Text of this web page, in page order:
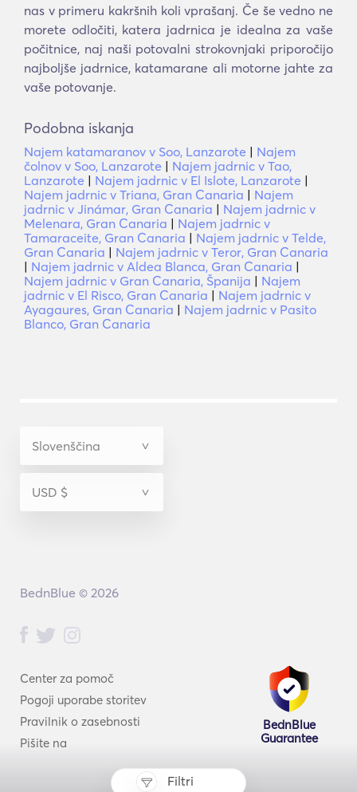
Filtri
nas v primeru kakršnih koli vprašanj. Če še vedno ne
morete odločiti, katera jadrnica je idealna za vaše
počitnice, naj naši potovalni strokovnjaki priporočijo
najboljše jadrnice, katamarane ali motorne jahte za
vaše potovanje.
Podobna iskanja
Najem katamaranov v Soo, Lanzarote | Najem
čolnov v Soo, Lanzarote | Najem jadrnic v Tao,
Lanzarote | Najem jadrnic v El Islote, Lanzarote |
Najem jadrnic v Triana, Gran Canaria | Najem
jadrnic v Jinámar, Gran Canaria | Najem jadrnic v
Melenara, Gran Canaria | Najem jadrnic v
Tamaraceite, Gran Canaria | Najem jadrnic v Telde,
Gran Canaria | Najem jadrnic v Teror, Gran Canaria
| Najem jadrnic v Aldea Blanca, Gran Canaria |
Najem jadrnic v Gran Canaria, Španija | Najem
jadrnic v El Risco, Gran Canaria | Najem jadrnic v
Ayagaures, Gran Canaria | Najem jadrnic v Pasito
Blanco, Gran Canaria
Center za pomoč
Pogoji uporabe storitev
Pravilnik o zasebnosti
Pišite na
BednBlue
Guarantee
BednBlue © 2026